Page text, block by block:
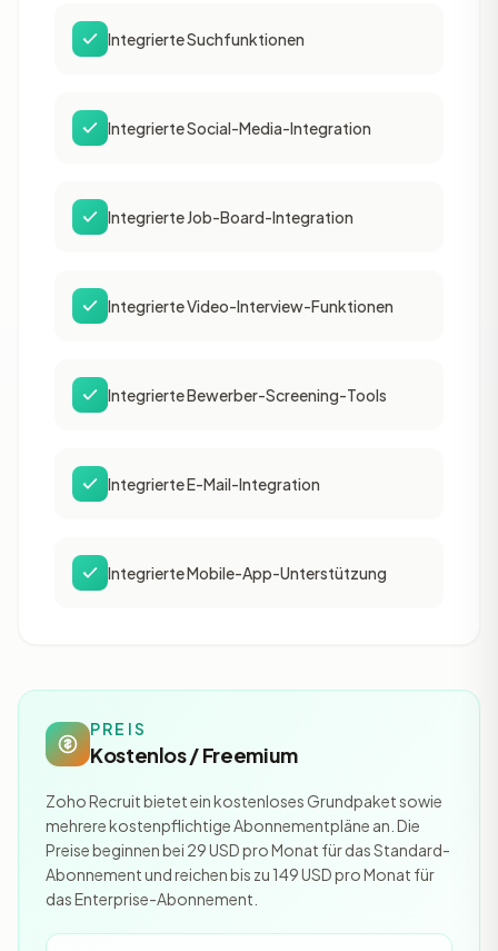
Integrierte Suchfunktionen
Integrierte Social-Media-Integration
Integrierte Job-Board-Integration
Integrierte Video-Interview-Funktionen
Integrierte Bewerber-Screening-Tools
Integrierte E-Mail-Integration
Integrierte Mobile-App-Unterstützung
PREIS
Kostenlos / Freemium
Zoho Recruit bietet ein kostenloses Grundpaket sowie
mehrere kostenpflichtige Abonnementpläne an. Die
Preise beginnen bei 29 USD pro Monat für das Standard-
Abonnement und reichen bis zu 149 USD pro Monat für
das Enterprise-Abonnement.